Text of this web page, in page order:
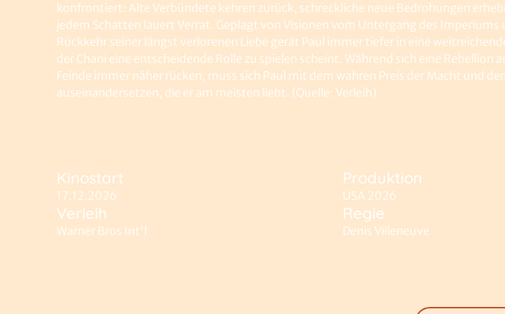
konfrontiert: Alte Verbündete kehren zurück, schreckliche neue Bedrohungen
jedem Schatten lauert Verrat. Geplagt von Visionen vom Untergang des Imperiums
Rückkehr seiner längst verlorenen Liebe gerät Paul immer tiefer in eine
der Chani eine entscheidende Rolle zu spielen scheint. Während sich eine Rebellion
Feinde immer näher rücken, muss sich Paul mit dem wahren Preis der Macht und
auseinandersetzen, die er am meisten liebt. (Quelle: Verleih)
Kinostart
17.12.2026
Produktion
USA 2026
Verleih
Warner Bros Int'l
Regie
Denis Villeneuve